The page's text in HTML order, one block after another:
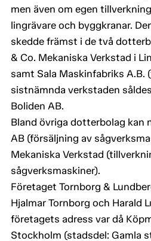
men även om egen
lingrävare och byggkranar.
skedde främst i de två
& Co. Mekaniska Verkstad i
samt Sala Maskinfabriks A.B.
sistnämnda verkstaden
Boliden AB.
Bland övriga dotterbolag kan
AB (försäljning av
Mekaniska Verkstad
sågverksmaskiner).
Företaget Tornborg &
Hjalmar Tornborg och Harald
företagets adress var då
Stockholm (stadsdel: Gamla